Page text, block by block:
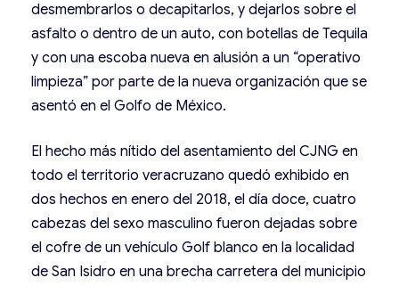
desmembrarlos o decapitarlos, y dejarlos sobre el
asfalto o dentro de un auto, con botellas de Tequila
y con una escoba nueva en alusión a un “operativo
limpieza” por parte de la nueva organización que se
asentó en el Golfo de México.
El hecho más nítido del asentamiento del CJNG en
todo el territorio veracruzano quedó exhibido en
dos hechos en enero del 2018, el día doce, cuatro
cabezas del sexo masculino fueron dejadas sobre
el cofre de un vehículo Golf blanco en la localidad
de San Isidro en una brecha carretera del municipio